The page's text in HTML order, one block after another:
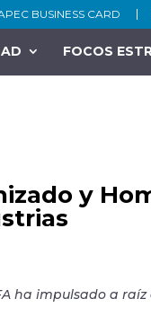
BUSINESS CARD
FOCOS
y
ha impulsado a